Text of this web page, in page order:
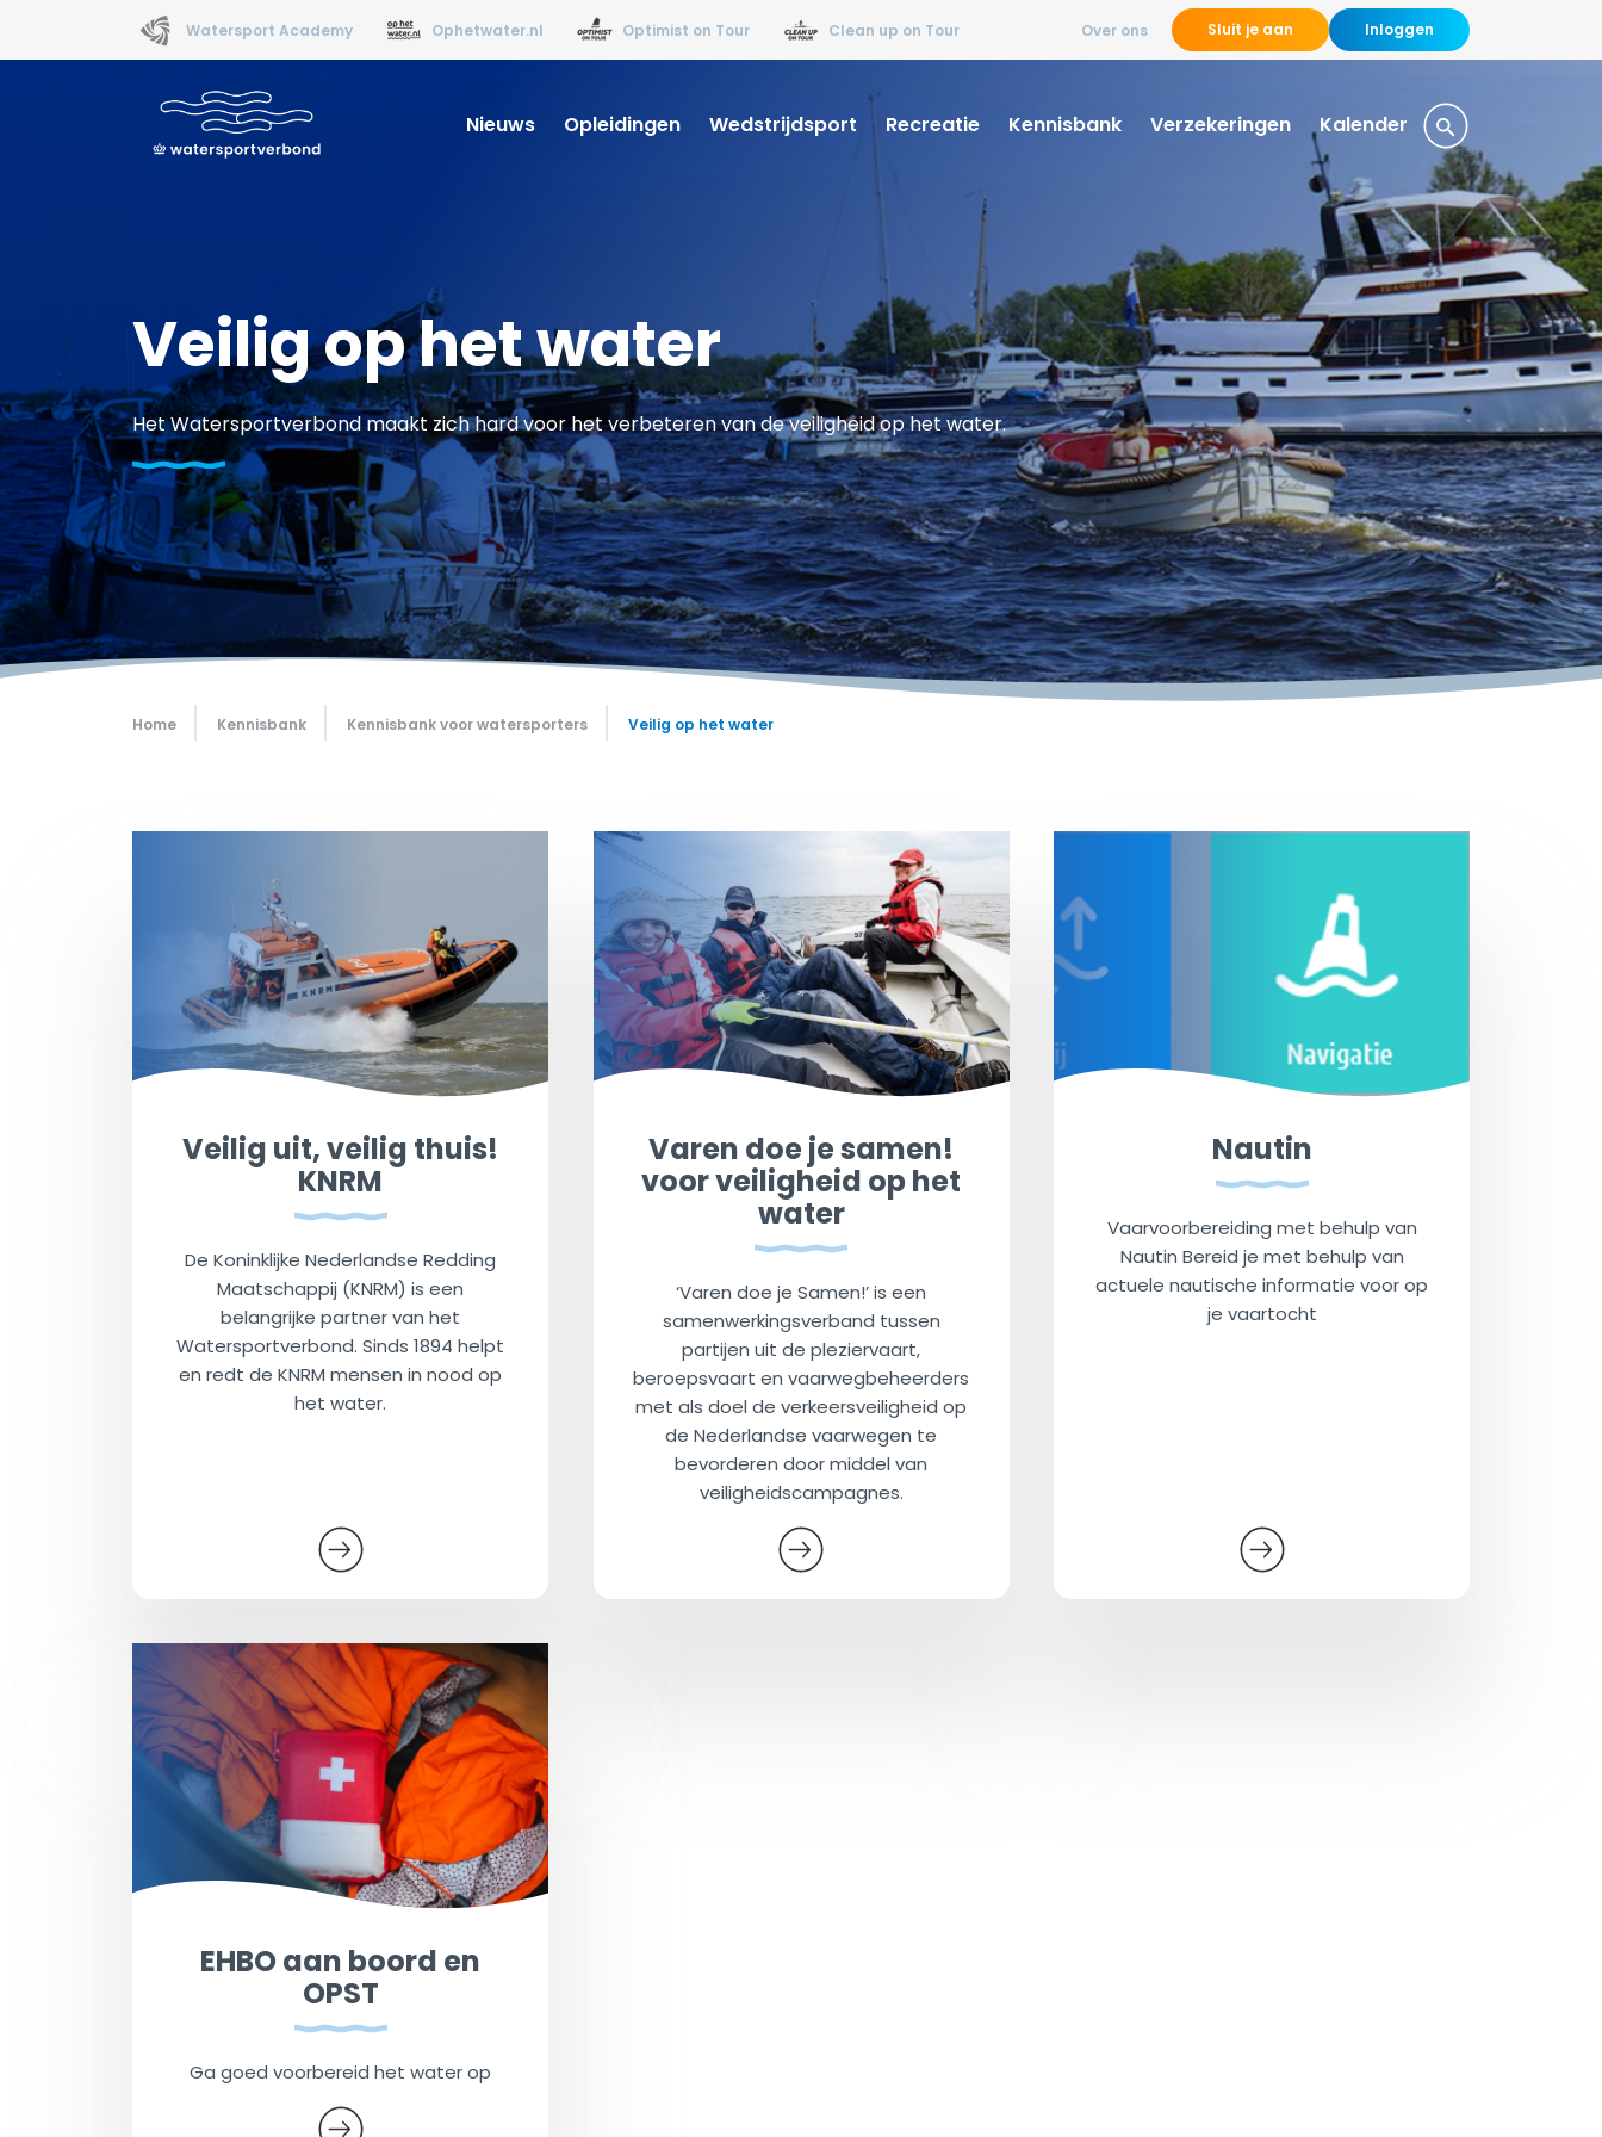
Watersport Academy Ophetwater.nl Optimist on Tour Clean up on Tour Over ons Sluit je aan Inloggen
Nieuws Opleidingen Wedstrijdsport Recreatie Kennisbank Verzekeringen Kalender
Veilig op het water
Het Watersportverbond maakt zich hard voor het verbeteren van de veiligheid op het water.
Home Kennisbank Kennisbank voor watersporters Veilig op het water
Veilig uit, veilig thuis!
KNRM
De Koninklijke Nederlandse Redding
Maatschappij (KNRM) is een
belangrijke partner van het
Watersportverbond. Sinds 1894 helpt
en redt de KNRM mensen in nood op
het water.
Varen doe je samen!
voor veiligheid op het
water
‘Varen doe je Samen!’ is een
samenwerkingsverband tussen
partijen uit de pleziervaart,
beroepsvaart en vaarwegbeheerders
met als doel de verkeersveiligheid op
de Nederlandse vaarwegen te
bevorderen door middel van
veiligheidscampagnes.
Nautin
Vaarvoorbereiding met behulp van
Nautin Bereid je met behulp van
actuele nautische informatie voor op
je vaartocht
EHBO aan boord en
OPST
Ga goed voorbereid het water op